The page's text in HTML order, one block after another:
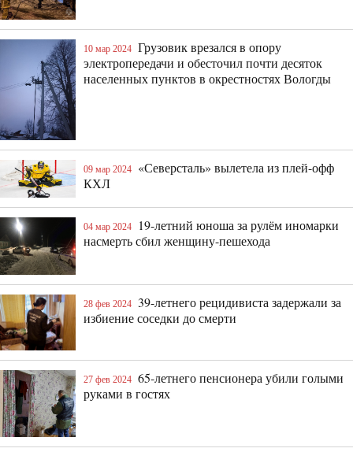
10 мар 2024 Грузовик врезался в опору
электропередачи и обесточил почти десяток
населенных пунктов в окрестностях Вологды
09 мар 2024
«Северсталь» вылетела из плей-офф
КХЛ
04 мар 2024
19-летний юноша за рулём иномарки
насмерть сбил женщину-пешехода
28 фев 2024
39-летнего рецидивиста задержали за
избиение соседки до смерти
27 фев 2024 65-летнего пенсионера убили голыми
руками в гостях